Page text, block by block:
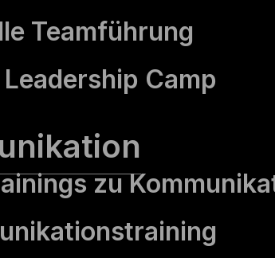
Teamführung
Camp
zu